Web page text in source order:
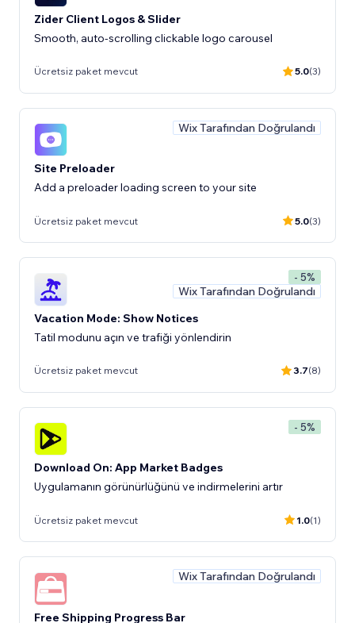
Zider Client Logos & Slider
Smooth, auto-scrolling clickable logo carousel
Ücretsiz paket mevcut 5.0(3)
Wix Tarafından Doğrulandı
Site Preloader
Add a preloader loading screen to your site
Ücretsiz paket mevcut 5.0(3)
- 5%
Wix Tarafından Doğrulandı
Vacation Mode: Show Notices
Tatil modunu açın ve trafiği yönlendirin
Ücretsiz paket mevcut 3.7(8)
- 5%
Download On: App Market Badges
Uygulamanın görünürlüğünü ve indirmelerini artır
Ücretsiz paket mevcut 1.0(1)
Wix Tarafından Doğrulandı
Free Shipping Progress Bar